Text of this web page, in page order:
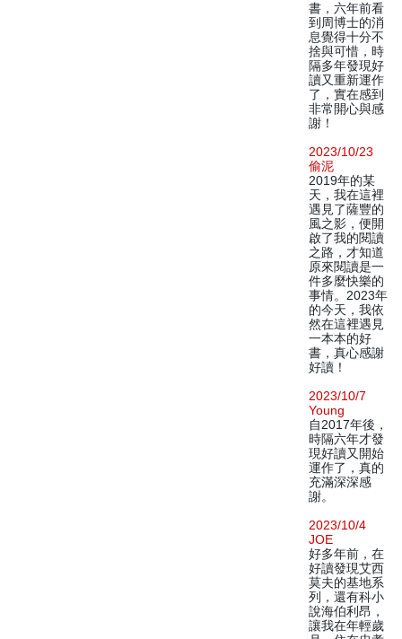
書，六年前看
到周博士的消
息覺得十分不
捨與可惜，時
隔多年發現好
讀又重新運作
了，實在感到
非常開心與感
謝！
2023/10/23
偷泥
2019年的某
天，我在這裡
遇見了薩豐的
風之影，便開
啟了我的閱讀
之路，才知道
原來閱讀是一
件多麼快樂的
事情。2023年
的今天，我依
然在這裡遇見
一本本的好
書，真心感謝
好讀！
2023/10/7
Young
自2017年後，
時隔六年才發
現好讀又開始
運作了，真的
充滿深深感
謝。
2023/10/4
JOE
好多年前，在
好讀發現艾西
莫夫的基地系
列，還有科小
說海伯利昂，
讓我在年輕歲